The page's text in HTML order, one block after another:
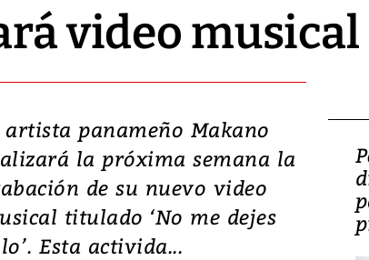
video musical
artista panameño Makano
la próxima semana la
de su nuevo video
titulado ‘No me dejes
Esta activida...
Video: Lula lanza su
candidatura con
promesas de inversión
en defensa, educación y
tierras raras